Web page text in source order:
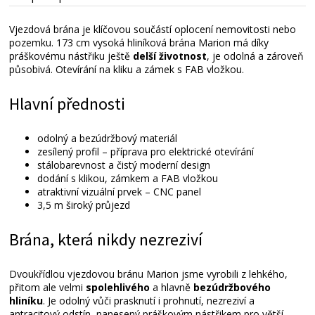
Vjezdová brána je klíčovou součástí oplocení nemovitosti nebo
pozemku. 173 cm vysoká hliníková brána Marion má díky
práškovému nástřiku ještě delší životnost, je odolná a zároveň
působivá. Otevírání na kliku a zámek s FAB vložkou.
Hlavní přednosti
odolný a bezúdržbový materiál
zesílený profil – příprava pro elektrické otevírání
stálobarevnost a čistý moderní design
dodání s klikou, zámkem a FAB vložkou
atraktivní vizuální prvek – CNC panel
3,5 m široký průjezd
Brána, která nikdy nezreziví
Dvoukřídlou vjezdovou bránu Marion jsme vyrobili z lehkého,
přitom ale velmi spolehlivého a hlavně bezúdržbového
hliníku. Je odolný vůči prasknutí i prohnutí, nezreziví a